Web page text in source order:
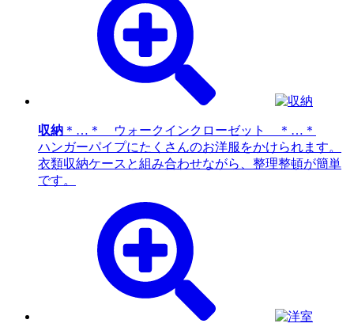
収納 ＊…＊ ウォークインクローゼット ＊…＊
ハンガーパイプにたくさんのお洋服をかけられます。
衣類収納ケースと組み合わせながら、整理整頓が簡単
です。